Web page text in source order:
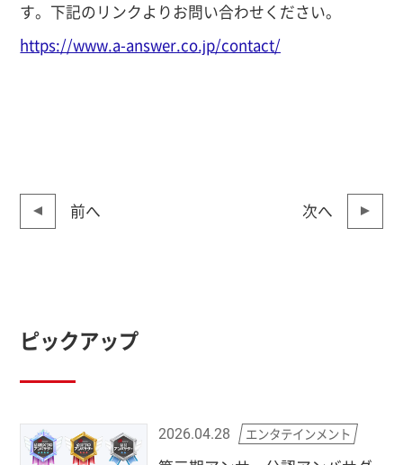
す。下記のリンクよりお問い合わせください。
https://www.a-answer.co.jp/contact/
前へ 次へ
ピックアップ
2026.04.28 エンタテインメント